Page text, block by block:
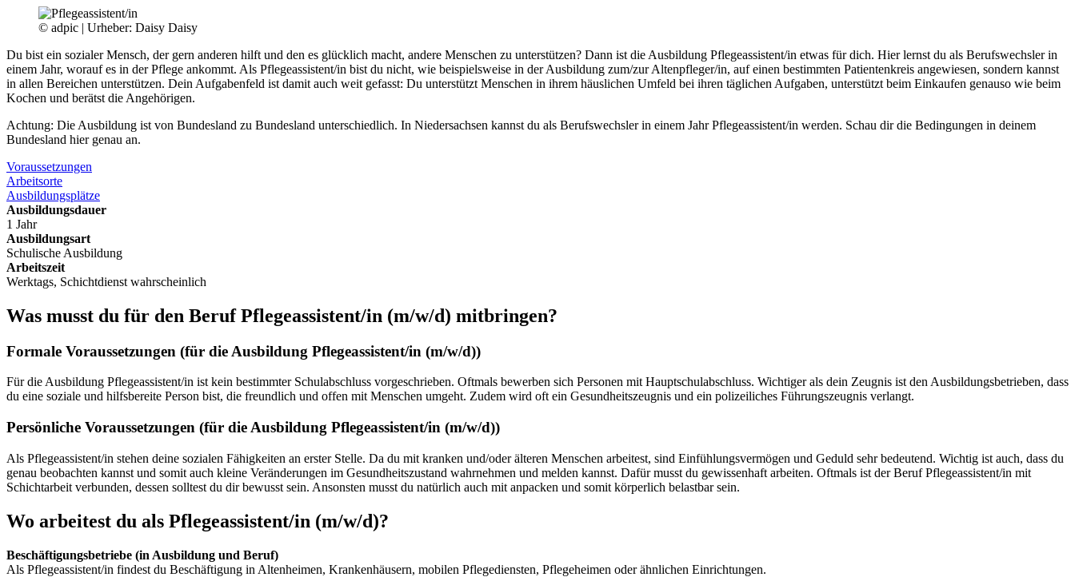
© adpic | Urheber: Daisy Daisy
Du bist ein sozialer Mensch, der gern anderen hilft und den es glücklich macht, andere Menschen zu unterstützen? Dann ist die Ausbildung Pflegeassistent/in etwas für dich. Hier lernst du als Berufswechsler in
einem Jahr, worauf es in der Pflege ankommt. Als Pflegeassistent/in bist du nicht, wie beispielsweise in der Ausbildung zum/zur Altenpfleger/in, auf einen bestimmten Patientenkreis angewiesen, sondern kannst
in allen Bereichen unterstützen. Dein Aufgabenfeld ist damit auch weit gefasst: Du unterstützt Menschen in ihrem häuslichen Umfeld bei ihren täglichen Aufgaben, unterstützt beim Einkaufen genauso wie beim
Kochen und berätst die Angehörigen.
Achtung: Die Ausbildung ist von Bundesland zu Bundesland unterschiedlich. In Niedersachsen kannst du als Berufswechsler in einem Jahr Pflegeassistent/in werden. Schau dir die Bedingungen in deinem
Bundesland hier genau an.
Voraussetzungen
Arbeitsorte
Ausbildungsplätze
Ausbildungsdauer
1 Jahr
Ausbildungsart
Schulische Ausbildung
Arbeitszeit
Werktags, Schichtdienst wahrscheinlich
Was musst du für den BerufPflegeassistent/in (m/w/d) mitbringen?
Formale Voraussetzungen (für die Ausbildung Pflegeassistent/in (m/w/d))
Für die Ausbildung Pflegeassistent/in ist kein bestimmter Schulabschluss vorgeschrieben. Oftmals bewerben sich Personen mit Hauptschulabschluss. Wichtiger als dein Zeugnis ist den Ausbildungsbetrieben, dass
du eine soziale und hilfsbereite Person bist, die freundlich und offen mit Menschen umgeht. Zudem wird oft ein Gesundheitszeugnis und ein polizeiliches Führungszeugnis verlangt.
Persönliche Voraussetzungen (für die Ausbildung Pflegeassistent/in (m/w/d))
Als Pflegeassistent/in stehen deine sozialen Fähigkeiten an erster Stelle. Da du mit kranken und/oder älteren Menschen arbeitest, sind Einfühlungsvermögen und Geduld sehr bedeutend. Wichtig ist auch, dass du
genau beobachten kannst und somit auch kleine Veränderungen im Gesundheitszustand wahrnehmen und melden kannst. Dafür musst du gewissenhaft arbeiten. Oftmals ist der Beruf Pflegeassistent/in mit
Schichtarbeit verbunden, dessen solltest du dir bewusst sein. Ansonsten musst du natürlich auch mit anpacken und somit körperlich belastbar sein.
Wo arbeitest du als Pflegeassistent/in (m/w/d)?
Beschäftigungsbetriebe (in Ausbildung und Beruf)
Als Pflegeassistent/in findest du Beschäftigung in Altenheimen, Krankenhäusern, mobilen Pflegediensten, Pflegeheimen oder ähnlichen Einrichtungen.